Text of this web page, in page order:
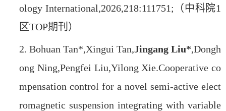
ology International,2026,218:111751; （中科院1
区TOP期刊）
2. Bohuan Tan*,Xingui Tan,Jingang Liu*,Dongh
ong Ning,Pengfei Liu,Yilong Xie.Cooperative co
mpensation control for a novel semi-active elect
romagnetic suspension integrating with variable